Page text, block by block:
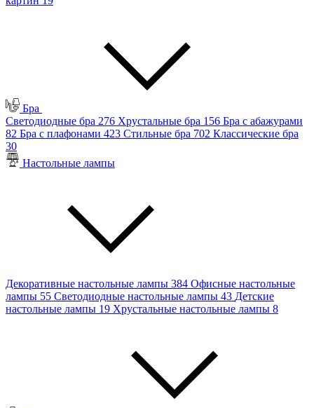
Бра
Светодиодные бра 276 Хрустальные бра 156 Бра с абажурами
82 Бра с плафонами 423 Стильные бра 702 Классические бра
30
Настольные лампы
Декоративные настольные лампы 384 Офисные настольные
лампы 55 Светодиодные настольные лампы 43 Детские
настольные лампы 19 Хрустальные настольные лампы 8